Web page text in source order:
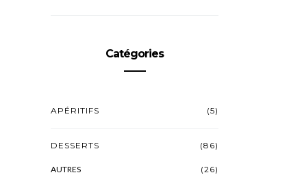
Catégories
APÉRITIFS (5)
DESSERTS (86)
AUTRES
(26)